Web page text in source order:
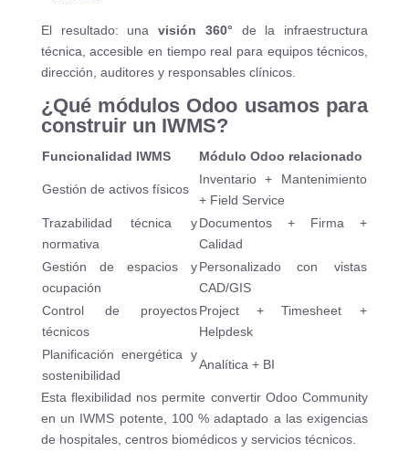
El resultado: unavisión 360° de la infraestructura
técnica, accesible en tiempo real para equipos técnicos,
dirección, auditores y responsables clínicos.
¿Qué módulos Odoo usamos para
construir un IWMS?
Funcionalidad IWMS Módulo Odoo relacionado
Gestión de activos físicos
Inventario + Mantenimiento
+ Field Service
Trazabilidad técnica y
normativa
Documentos + Firma +
Calidad
Gestión de espacios y
ocupación
Personalizado con vistas
CAD/GIS
Control de proyectos
técnicos
Project + Timesheet +
Helpdesk
Planificación energética y
sostenibilidad
Analítica + BI
Esta flexibilidad nos permite convertir Odoo Community
en un IWMS potente, 100 % adaptado a las exigencias
de hospitales, centros biomédicos y servicios técnicos.